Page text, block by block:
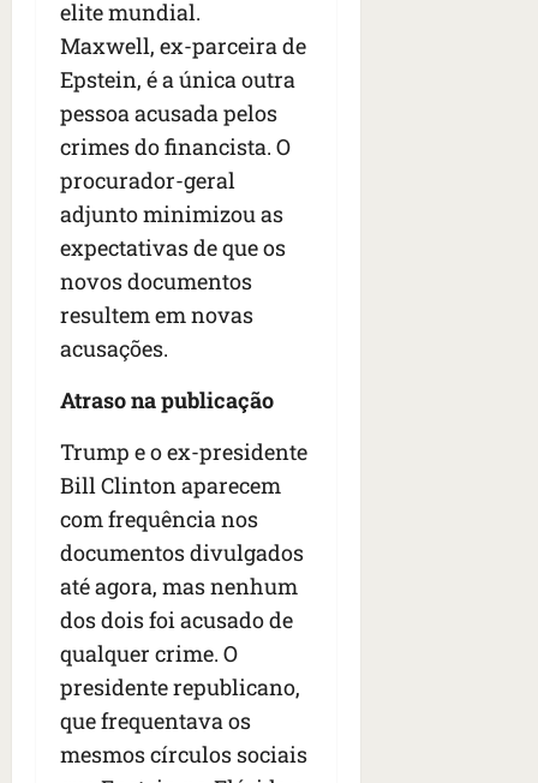
elite mundial.
Maxwell, ex-parceira de
Epstein, é a única outra
pessoa acusada pelos
crimes do financista. O
procurador-geral
adjunto minimizou as
expectativas de que os
novos documentos
resultem em novas
acusações.
Atraso na publicação
Trump e o ex-presidente
Bill Clinton aparecem
com frequência nos
documentos divulgados
até agora, mas nenhum
dos dois foi acusado de
qualquer crime. O
presidente republicano,
que frequentava os
mesmos círculos sociais